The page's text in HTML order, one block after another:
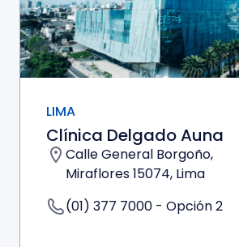
LIMA
Clínica Delgado Auna
Calle General Borgoño,
Miraflores 15074, Lima
(01) 377 7000 - Opción 2